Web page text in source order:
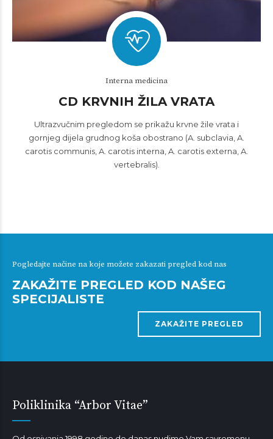
Interna medicina
CD KRVNIH ŽILA VRATA
Ultrazvučnim pregledom se prikažu krvne žile vrata i
gornjeg dijela grudnog koša obostrano (A. subclavia, A.
carotis communis, A. carotis interna, A. carotis externa, A.
vertebralis).
Pogledajte načine na koje možete zakazati pregled kod nas
ZAKAŽITE PREGLED KOD NAŠEG
SPECIJALISTE
ZAKAŽITE PREGLED
Poliklinika “Arbor Vitae”